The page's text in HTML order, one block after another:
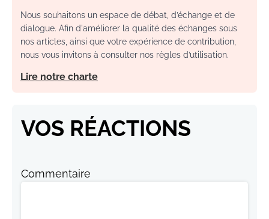
Nous souhaitons un espace de débat, d’échange et de
dialogue. Afin d'améliorer la qualité des échanges sous
nos articles, ainsi que votre expérience de contribution,
nous vous invitons à consulter nos règles d’utilisation.
Lire notre charte
VOS RÉACTIONS
Commentaire